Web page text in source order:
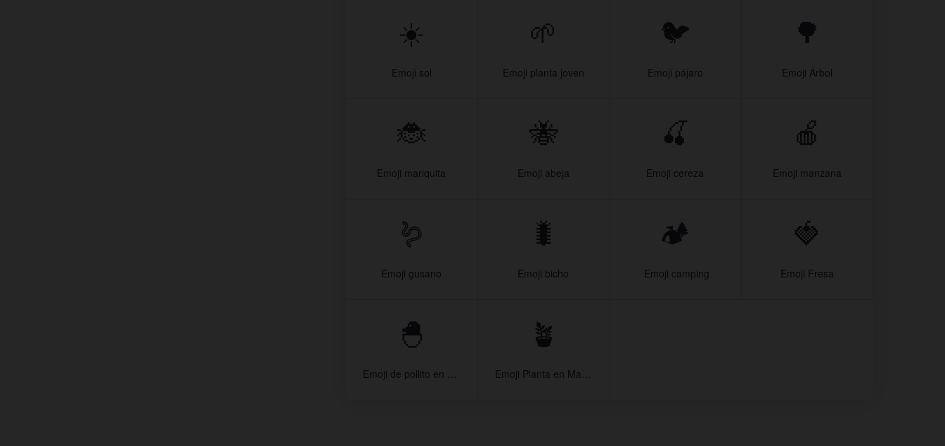
☀️
Emoji sol
🌱
Emoji planta joven
🐦
Emoji pájaro
🌳
Emoji Árbol
🐞
Emoji mariquita
🐝
Emoji abeja
🍒
Emoji cereza
🍎
Emoji manzana
🪱
Emoji gusano
🐛
Emoji bicho
🏕
️ Emoji camping
🍓
Emoji Fresa
🐣
Emoji de pollito en cascaron
🪴
Emoji Planta en Maceta